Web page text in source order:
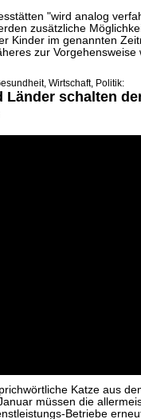
"wird analog
zusätzliche
Kinder im genannten
zur
Wirtschaft, Politik:
Länder schalten
Katze aus
müssen die
Betriebe